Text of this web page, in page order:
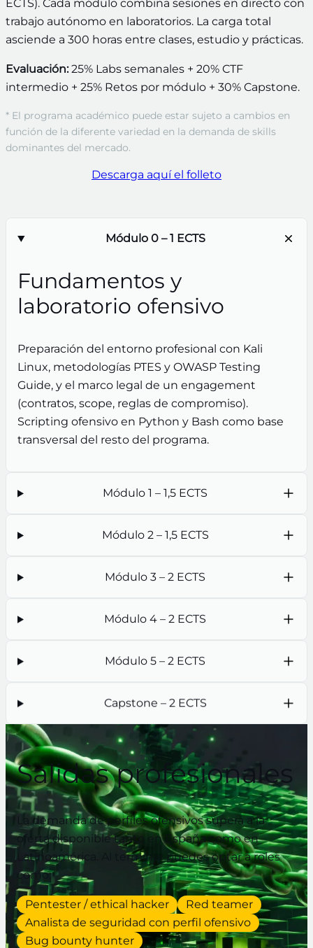
ECTS). Cada módulo combina sesiones en directo con
trabajo autónomo en laboratorios. La carga total
asciende a 300 horas entre clases, estudio y prácticas.
Evaluación:25% Labs semanales + 20% CTF
intermedio + 25% Retos por módulo + 30% Capstone.
* El programa académico puede estar sujeto a cambios en
función de la diferente variedad en la demanda de skills
dominantes del mercado.
Descarga aquí el folleto
Módulo 0 – 1 ECTS
Fundamentos y
laboratorio ofensivo
Preparación del entorno profesional con Kali
Linux, metodologías PTES y OWASP Testing
Guide, y el marco legal de un engagement
(contratos, scope, reglas de compromiso).
Scripting ofensivo en Python y Bash como base
transversal del resto del programa.
Módulo 1 – 1,5 ECTS
Módulo 2 – 1,5 ECTS
Módulo 3 – 2 ECTS
Módulo 4 – 2 ECTS
Módulo 5 – 2 ECTS
Capstone – 2 ECTS
Salidas profesionales
La demanda de perfiles ofensivos supera a la
oferta disponible tanto en España como en
Latinoamérica. Al terminar puedes optar a roles
como:
Pentester / ethical hacker
Red teamer
Analista de seguridad con perfil ofensivo
Bug bounty hunter